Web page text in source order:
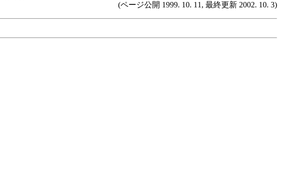
(ページ公開 1999. 10. 11, 最終更新 2002. 10. 3)